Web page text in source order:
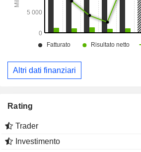
Altri dati finanziari
Rating
Trader
Investimento